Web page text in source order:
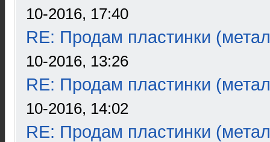
10-2016, 17:40
RE: Продам пластинки
10-2016, 13:26
RE: Продам пластинки
10-2016, 14:02
RE: Продам пластинки